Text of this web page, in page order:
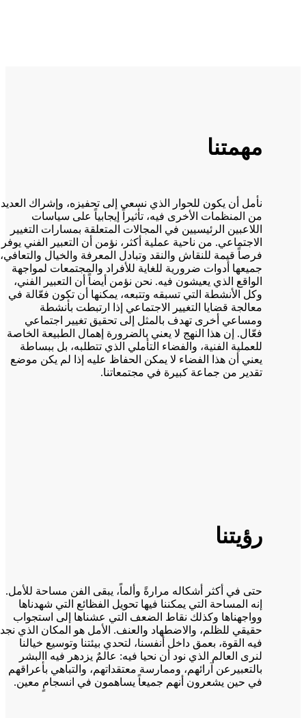
مهمتنا
نأمل أن يكون للحوار الذي نسعى إلى تحفيزه، وإشراك العديد
من المنظمات الأخرى فيه، تأثيراً إيجابياً على سياسات
اللاعبين الرئيسيين في المجالات المتعلقة بمسارات التغيير
الاجتماعي. من ناحية عملية أكثر، نؤمن أن التعبير الفني يوفر
فرصاً قيمة للنقاش والنقد وتبادل المعرفة والخيال والتعافي،
جميعها أدوات ضرورية للغاية للأفراد والمجتمعات لمواجهة
الواقع الذي يعيشون فيه. نحن نؤمن أيضاً أن التعبير الفني،
وكل الأنشطة التي تسبقه وتتبعه، يمكنها أن تكون فعّالة في
معالجة قضايا التغيير الاجتماعي إذا ارتبطت بأنشطة
ومساعي أخرى تهدف بالمثل إلى تحقيق تغيير اجتماعي
فعّال. إن هذا النهج لا يعني بالضرورة إهمال الطبيعة الخاصة
للعملية الفنية، والفضاء التأملي الذي تتطلبه، بل ببساطة
يعني أن هذا الفضاء لا يمكن الحفاظ عليه إذا لم يكن موضع
تقدير من جماعة كبيرة في مجتمعاتنا.
رؤيتنا
حتى في أكثر أشكاله مرارةً وألماً، يبقى الفن مساحة للأمل.
إنه المساحة التي يمكننا فيها تحويل الفظائع التي شهدناها
وواجهناها وكذلك نقاط الضعف التي عشناها إلى استجواب
حقيقي للظلم، والاضطهاد والعنف. الأمل هو المكان الذي نجد
فيه القوة، بعمق داخل أنفسنا، لتحدي بيئتنا وتوسيع خيالنا
لنرى العالم الذي نود أن نحيا فيه: عالمٌ يزدهر فيه االبشر
بالتعبيرعن آرائهم، وممارسة معتقداتهم، والتباهي بأعراقهم
في حين يشعرون أنهم جميعاً يساهمون في انسجامٍ معين.